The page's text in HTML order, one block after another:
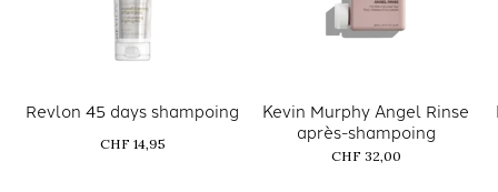
Revlon 45 days shampoing
CHF 14,95
Kevin Murphy Angel Rinse
après-shampoing
CHF 32,00